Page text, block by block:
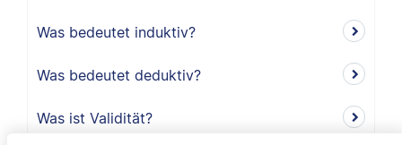
Was bedeutet induktiv?
Was bedeutet deduktiv?
Was ist Validität?